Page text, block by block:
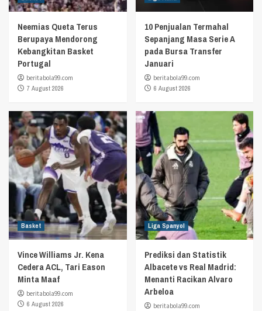
Neemias Queta Terus
Berupaya Mendorong
Kebangkitan Basket
Portugal
beritabola99.com
7 August 2026
10 Penjualan Termahal
Sepanjang Masa Serie A
pada Bursa Transfer
Januari
beritabola99.com
6 August 2026
Basket
Vince Williams Jr. Kena
Cedera ACL, Tari Eason
Minta Maaf
beritabola99.com
6 August 2026
Liga Spanyol
Prediksi dan Statistik
Albacete vs Real Madrid:
Menanti Racikan Alvaro
Arbeloa
beritabola99.com